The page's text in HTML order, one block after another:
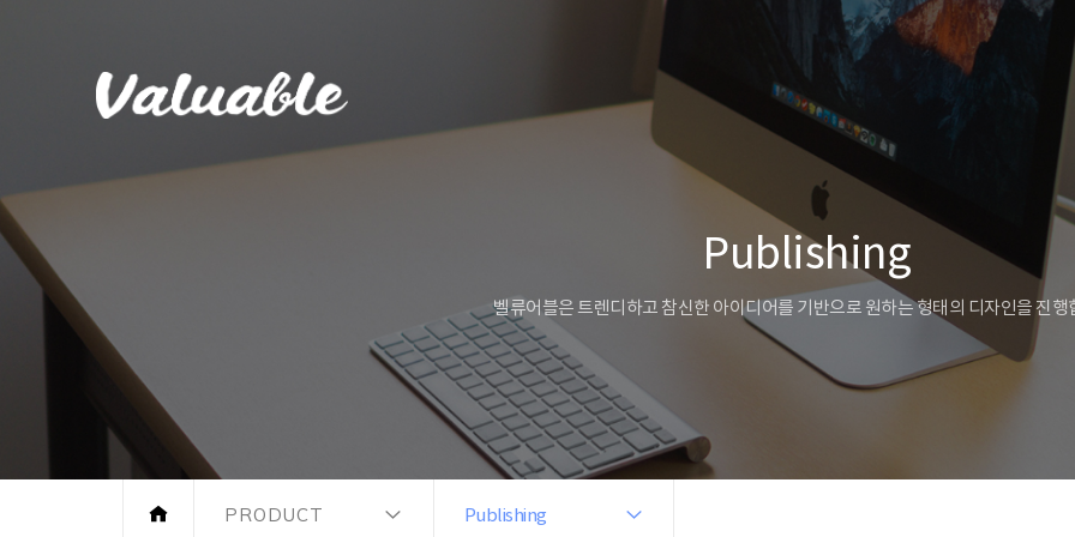
Publishing
벨류어블은 트렌디하고 참신한 아이디어를 기반으로 원하는 형태의 디자인을 진행
PRODUCT Publishing